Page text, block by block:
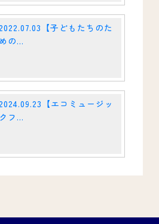
【子どもたちのた
めの...
【エコミュージッ
クフ...